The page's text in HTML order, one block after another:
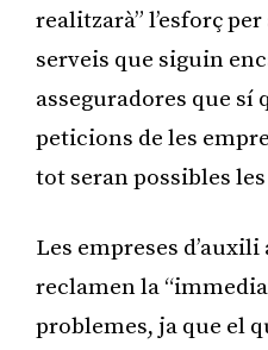
realitzarà” l’esforç
serveis que siguin
asseguradores que
peticions de les
tot seran possibles les
Les empreses
reclamen la
problemes, ja que el